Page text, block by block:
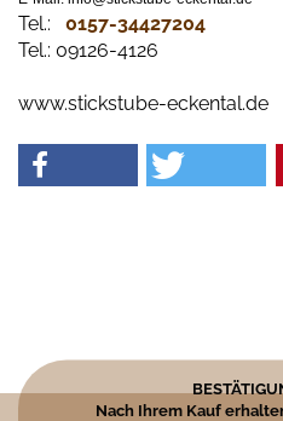
Tel.: 0157-34427204​
Tel.: 09126-4126
www.stickstube-eckental.de
Nach Ihrem Kauf